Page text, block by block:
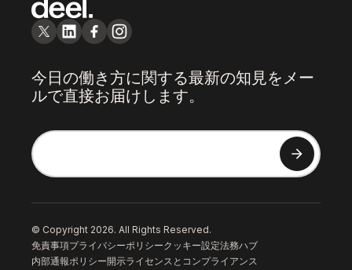
今日の働き方に関する最新の知見をメー
ルで直接お届けします。
© Copyright 2026. All Rights Reserved.
免責事項プライバシーポリシークッキー設定法務ハブ
内部通報ポリシー開示ライセンスとコンプライアンス